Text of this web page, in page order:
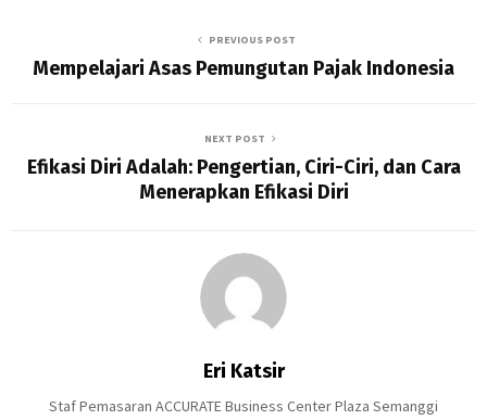
PREVIOUS POST
Mempelajari Asas Pemungutan Pajak Indonesia
NEXT POST
Efikasi Diri Adalah: Pengertian, Ciri-Ciri, dan Cara
Menerapkan Efikasi Diri
Eri Katsir
Staf Pemasaran ACCURATE Business Center Plaza Semanggi